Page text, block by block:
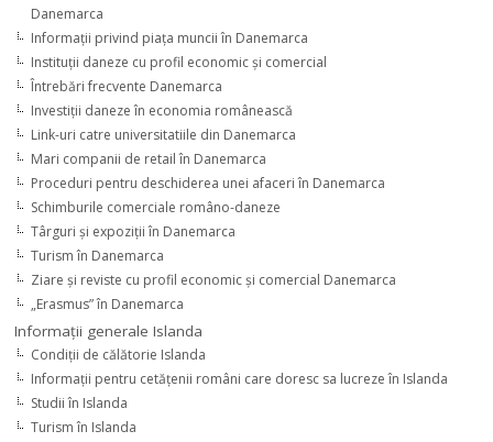
Danemarca
Informaţii privind piaţa muncii în Danemarca
Instituţii daneze cu profil economic şi comercial
Întrebări frecvente Danemarca
Investiţii daneze în economia românească
Link-uri catre universitatiile din Danemarca
Mari companii de retail în Danemarca
Proceduri pentru deschiderea unei afaceri în Danemarca
Schimburile comerciale româno-daneze
Târguri şi expoziţii în Danemarca
Turism în Danemarca
Ziare şi reviste cu profil economic şi comercial Danemarca
„Erasmus” în Danemarca
Informaţii generale Islanda
Condiţii de călătorie Islanda
Informaţii pentru cetăţenii români care doresc sa lucreze în Islanda
Studii în Islanda
Turism în Islanda